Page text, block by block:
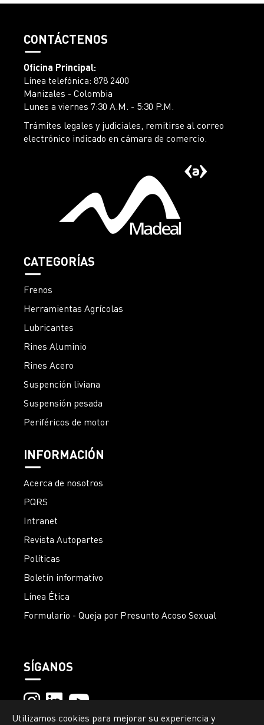
Utilizamos cookies para mejorar su experiencia y
CONTÁCTENOS
Oficina Principal:
Línea telefónica: 878 2400
Manizales - Colombia
Lunes a viernes 7:30 A.M. - 5:30 P.M.
Trámites legales y judiciales, remitirse al correo
electrónico indicado en cámara de comercio.
CATEGORÍAS
Frenos
Herramientas Agrícolas
Lubricantes
Rines Aluminio
Rines Acero
Suspención liviana
Suspensión pesada
Periféricos de motor
INFORMACIÓN
Acerca de nosotros
PQRS
Intranet
Revista Autopartes
Políticas
Boletín informativo
Línea Ética
Formulario - Queja por Presunto Acoso Sexual
SÍGANOS